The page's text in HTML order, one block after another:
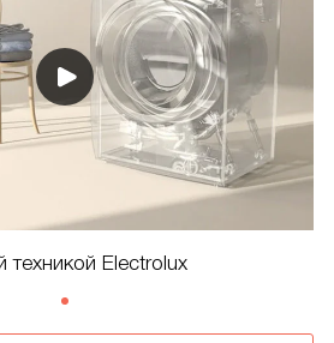
Electrolux